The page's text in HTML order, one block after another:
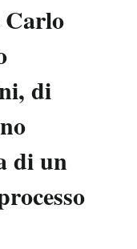
Idee
calcio 2026
Carlo
di
di un